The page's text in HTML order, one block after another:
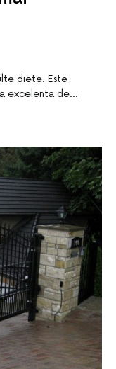
diete. Este
excelenta de…